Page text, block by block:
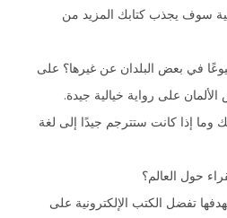
سوف يجذب كتابك المزيد من
في بعض البلدان عن غيرها؟ على
على رواية خيالية جيدة.
وما إذا كانت ستترجم جيدًا إلى لغة
حول العالم؟
تفضل الكتب الإلكترونية على